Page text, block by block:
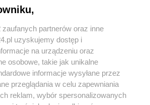
partnerów oraz inne
uzyskujemy dostęp i
na urządzeniu oraz
osobowe, takie jak unikalne
informacje wysyłane przez
przeglądania w celu zapewniania
reklam, wybór spersonalizowanych